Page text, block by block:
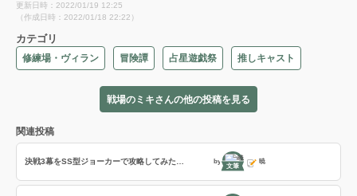
更新日時：2022/01/19 12:25
（作成日時：2022/01/18 22:22）
カテゴリ
修練場・ヴィラン 冒険譚 占星遊戯祭 推しキャスト
戦場のミキさんの他の投稿を見る
関連投稿
決戦3幕をSS型ジョーカーで攻略してみた… by
文筆
暁